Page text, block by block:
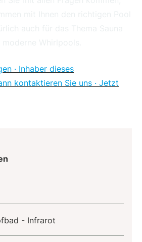
· Inhaber dieses
kontaktieren Sie uns · Jetzt
- Infrarot